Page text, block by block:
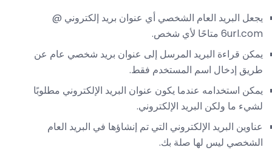
يجعل البريد العام الشخصي أي عنوان بريد إلكتروني @
6url.com متاحًا لأي شخص.
يمكن قراءة البريد المرسل إلى عنوان بريد شخصي عام عن
طريق إدخال اسم المستخدم فقط.
يمكن استخدامه عندما يكون عنوان البريد الإلكتروني مطلوبًا
لشيء ما ولكن البريد الإلكتروني.
عناوين البريد الإلكتروني التي تم إنشاؤها في البريد العام
الشخصي ليس لها صلة بك.